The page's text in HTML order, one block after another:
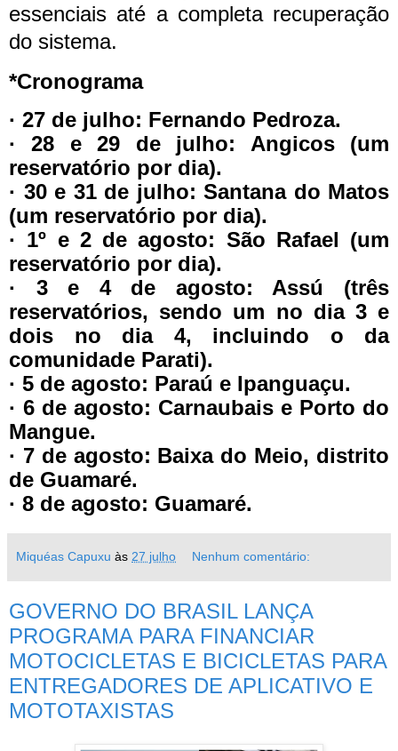
essenciais até a completa recuperação
do sistema.
*Cronograma
· 27 de julho: Fernando Pedroza.
· 28 e 29 de julho: Angicos (um
reservatório por dia).
· 30 e 31 de julho: Santana do Matos
(um reservatório por dia).
· 1º e 2 de agosto: São Rafael (um
reservatório por dia).
· 3 e 4 de agosto: Assú (três
reservatórios, sendo um no dia 3 e
dois no dia 4, incluindo o da
comunidade Parati).
· 5 de agosto: Paraú e Ipanguaçu.
· 6 de agosto: Carnaubais e Porto do
Mangue.
· 7 de agosto: Baixa do Meio, distrito
de Guamaré.
· 8 de agosto: Guamaré.
Miquéas Capuxu às 27 julho Nenhum comentário:
GOVERNO DO BRASIL LANÇA
PROGRAMA PARA FINANCIAR
MOTOCICLETAS E BICICLETAS PARA
ENTREGADORES DE APLICATIVO E
MOTOTAXISTAS